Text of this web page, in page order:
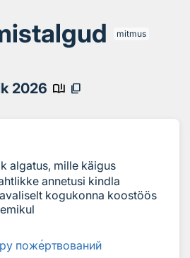
mitmus
2026 book_ribbon content_copy
algatus, mille käigus
annetusi kindla
kogukonna koostöös
ру пожертвований